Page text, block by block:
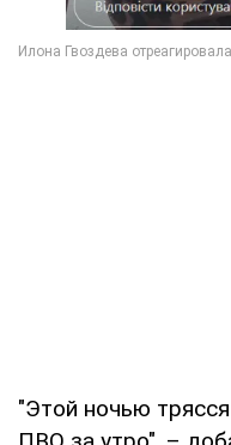
"Этой ночью